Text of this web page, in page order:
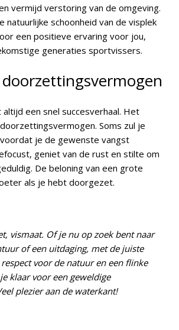
vermijd verstoring van de omgeving.
natuurlijke schoonheid van de visplek
een positieve ervaring voor jou,
generaties sportvissers.
een snel succesverhaal. Het
Soms zul je
je de gewenste vangst
geniet van de rust en stilte om
De beloning van een grote
als je hebt doorgezet.
vismaat. Of je nu op zoek bent naar
of een uitdaging, met de juiste
voor de natuur en een flinke
klaar voor een geweldige
plezier aan de waterkant!